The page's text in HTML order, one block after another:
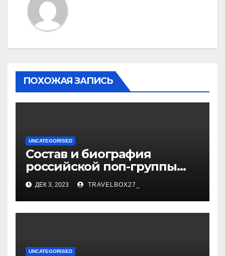
ПОХОЖАЯ ЗАПИСЬ
UNCATEGORISED
Состав и биография
российской поп-группы
«Иванушки интернешнл»
— история успеха, музыка
и судьбы участников
ДЕК 3, 2023 TRAVELBOX27_
UNCATEGORISED